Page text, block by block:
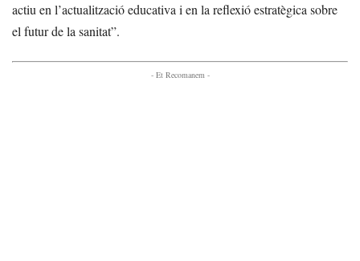
actiu en l’actualització educativa i en la reflexió estratègica sobre
el futur de la sanitat”.
- Et Recomanem -